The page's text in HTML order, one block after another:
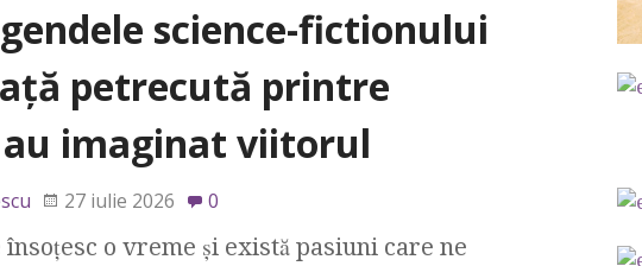
science-fictionului
petrecută printre
imaginat viitorul
27 iulie 2026 0
o vreme și există pasiuni care ne